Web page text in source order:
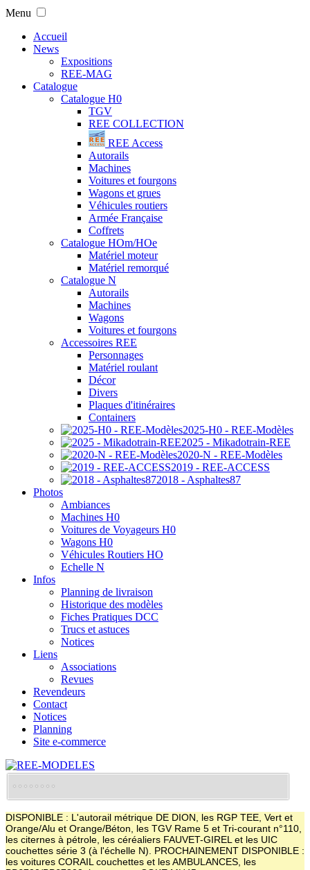
Menu
Accueil
News
Expositions
REE-MAG
Catalogue
Catalogue H0
TGV
REE COLLECTION
REE Access
Autorails
Machines
Voitures et fourgons
Wagons et grues
Véhicules routiers
Armée Française
Coffrets
Catalogue HOm/HOe
Matériel moteur
Matériel remorqué
Catalogue N
Autorails
Machines
Wagons
Voitures et fourgons
Accessoires REE
Personnages
Matériel roulant
Décor
Divers
Plaques d'itinéraires
Containers
2025-H0 - REE-Modèles
2025 - Mikadotrain-REE
2020-N - REE-Modèles
2019 - REE-ACCESS
2018 - Asphaltes87
Photos
Ambiances
Machines H0
Voitures de Voyageurs H0
Wagons H0
Véhicules Routiers HO
Echelle N
Infos
Planning de livraison
Historique des modèles
Fiches Pratiques DCC
Trucs et astuces
Notices
Liens
Associations
Revues
Revendeurs
Contact
Notices
Planning
Site e-commerce
DISPONIBLE : L'autorail métrique DE DION, les RGP TEE, Vert et
Orange/Alu et Orange/Béton, les TGV Rame 5 et Tri-courant n°110,
les citernes à pétrole, les céréaliers FAUVET-GIREL et les UIC
couchettes série 3 (à l'échelle N). PROCHAINEMENT DISPONIBLE :
les voitures CORAIL couchettes et les AMBULANCES, les